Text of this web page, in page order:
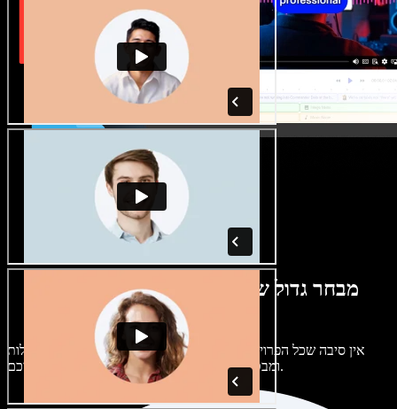
מבחר גדול של קולות נשים וגברים במגוון
מבטאים
אין סיבה שכל הפרויקטים יישמעו אותו דבר. בחרו מתוך מאות קולות
ומבטאים של בינה מלאכותית והתאימו אותם אליכם.